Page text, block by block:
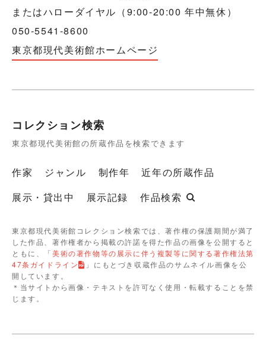
またはハローダイヤル（9:00-20:00 年中無休）
050-5541-8600
東京都現代美術館ホームページ
コレクション検索
東京都現代美術館の所蔵作品を検索できます
作家 ジャンル 制作年
近年の所蔵作品
展示・貸出中
展示記録 作品検索
東京都現代美術館コレクション検索では、著作権の保護期間が満了
した作品、著作権者から掲載の許諾を得た作品の画像を公開すると
ともに、「美術の著作物等の展示に伴う複製等に関する著作権法第
47条ガイドライン
」にもとづき収蔵作品のサムネイル画像を公
開しています。
＊当サイトから画像・テキストを許可なく使用・転載することを禁
じます。